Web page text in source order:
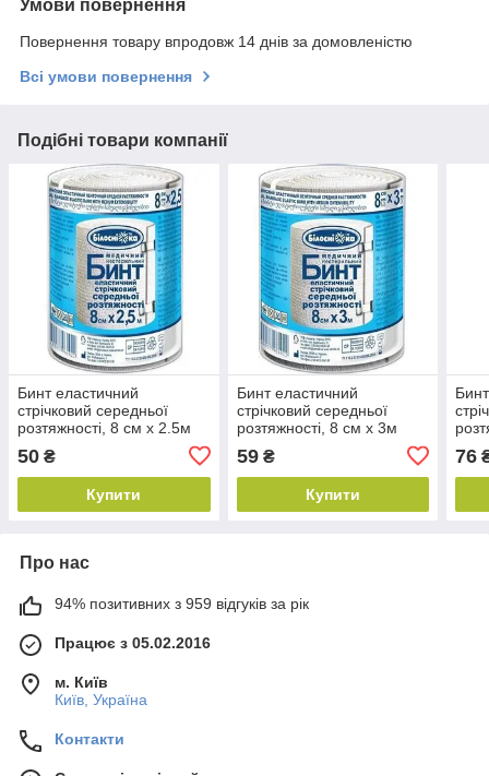
Умови повернення
Повернення товару впродовж 14 днів за домовленістю
Всі умови повернення
Подібні товари компанії
Бинт еластичний
стрічковий середньої
розтяжності, 8 см х 2.5м
50 ₴
Купити
Бинт еластичний
стрічковий середньої
розтяжності, 8 см х 3м
59₴
Купити
76
Про нас
94% позитивних з 959 відгуків за рік
Працює з 05.02.2016
м. Київ
Київ, Україна
Контакти